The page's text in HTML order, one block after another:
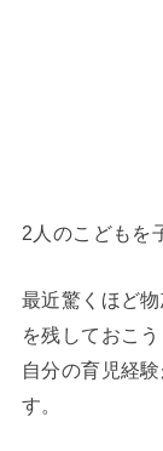
2人のこどもを
最近驚くほど
を残しておこ
自分の育児経
す。